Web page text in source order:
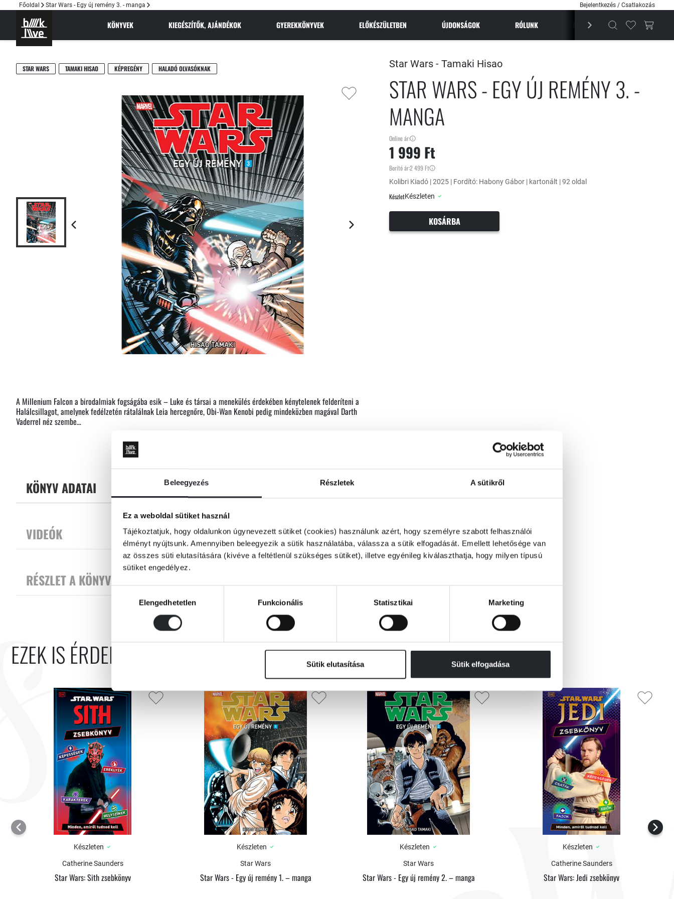
Beleegyezés Részletek A sütikről
Ez a weboldal sütiket használ
Tájékoztatjuk, hogy oldalunkon úgynevezett sütiket (cookies) használunk azért, hogy személyre szabott felhasználói
élményt nyújtsunk. Amennyiben beleegyezik a sütik használatába, válassza a sütik elfogadását. Emellett lehetősége van
az összes süti elutasítására (kivéve a feltétlenül szükséges sütiket), illetve egyénileg kiválaszthatja, hogy milyen típusú
sütiket engedélyez.
kiválasztásaElengedhetetlen Funkcionális Statisztikai Marketing
Sütik elutasítása Sütik elfogadása
Főoldal Star Wars - Egy új remény 3. - manga Bejelentkezés / Csatlakozás
KÖNYVEK KIEGÉSZÍTŐK, AJÁNDÉKOK GYEREKKÖNYVEK ELŐKÉSZÜLETBEN ÚJDONSÁGOK RÓLUNK BESTSELLEREK MAGAZIN
STAR WARS TAMAKI HISAO KÉPREGÉNY HALADÓ OLVASÓKNAK
A Millenium Falcon a birodalmiak fogságába esik – Luke és társai a menekülés érdekében kénytelenek felderíteni a
Halálcsillagot, amelynek fedélzetén rátalálnak Leia hercegnőre, Obi-Wan Kenobi pedig mindeközben magával Darth
Vaderrel néz szembe…
képzeletét megragadó Star Wars-saga első felvonása, az Egy új remény ezúttal négyrészes mangasorozat
formájában hív egy hamisítatlan sci-fi-kalandra, ikonikus gonoszokkal és inspiráló hősökkel
Tovább
KÖNYV ADATAI
VIDEÓK
RÉSZLET A KÖNYVBŐL
Star Wars - Tamaki Hisao
STAR WARS - EGY ÚJ REMÉNY 3. -
MANGA
Online ár:
1 999 Ft
Borító ár:2 499 Ft
Kolibri Kiadó | 2025 | Fordító: Habony Gábor | kartonált | 92 oldal
KészletKészleten
KOSÁRBA
EZEK IS ÉRDEKELHETNEK
Készleten
Catherine Saunders
Star Wars: Sith zsebkönyv
Készleten
Star Wars
Star Wars - Egy új remény 1. – manga
Készleten
Star Wars
Star Wars - Egy új remény 2. – manga
Készleten
Catherine Saunders
Star Wars: Jedi zsebkönyv